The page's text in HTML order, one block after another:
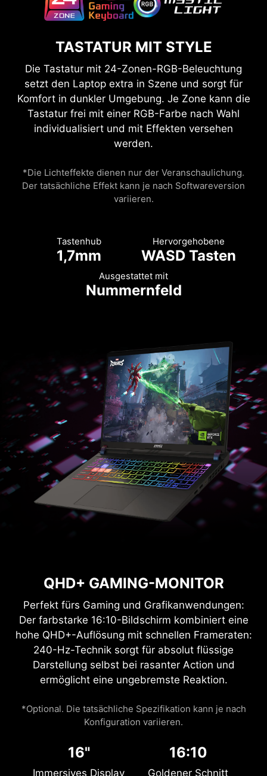
TASTATUR MIT STYLE
Die Tastatur mit 24-Zonen-RGB-Beleuchtung
setzt den Laptop extra in Szene und sorgt für
Komfort in dunkler Umgebung. Je Zone kann die
Tastatur frei mit einer RGB-Farbe nach Wahl
individualisiert und mit Effekten versehen
werden.
*Die Lichteffekte dienen nur der Veranschaulichung.
Der tatsächliche Effekt kann je nach Softwareversion
variieren.
Tastenhub
1,7mm
Hervorgehobene
WASD Tasten
Ausgestattet mit
Nummernfeld
QHD+ GAMING-MONITOR
Perfekt fürs Gaming und Grafikanwendungen:
Der farbstarke 16:10-Bildschirm kombiniert eine
hohe QHD+-Auflösung mit schnellen Frameraten:
240-Hz-Technik sorgt für absolut flüssige
Darstellung selbst bei rasanter Action und
ermöglicht eine ungebremste Reaktion.
*Optional. Die tatsächliche Spezifikation kann je nach
Konfiguration variieren.
16"
Immersives Display
16:10
Goldener Schnitt